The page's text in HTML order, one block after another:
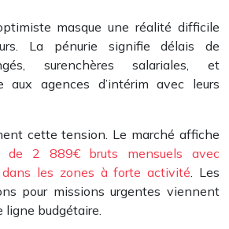
masque une réalité difficile
La pénurie signifie délais de
surenchères salariales, et
aux agences d’intérim avec leurs
cette tension. Le marché affiche
de 2 889€ bruts mensuels avec
dans les zones à forte activité. Les
pour missions urgentes viennent
ligne budgétaire.